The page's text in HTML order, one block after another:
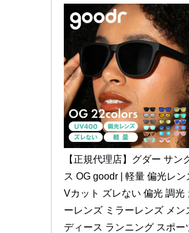
【正規代理店】グダー サン
ス OG goodr | 軽量 偏光レン
Vカット ズレない 偏光 調光
ーレンズ ミラーレンズ メン
ディース ランニング スポー